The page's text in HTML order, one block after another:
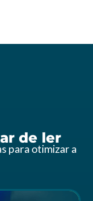
de ler
para otimizar a